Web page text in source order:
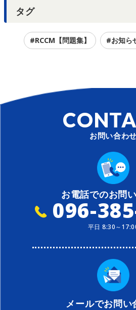
タグ
#RCCM【問題集】 #お知ら
お問い合わせ
お電話でのお問
096-
平日 8:30～
メールでお問い